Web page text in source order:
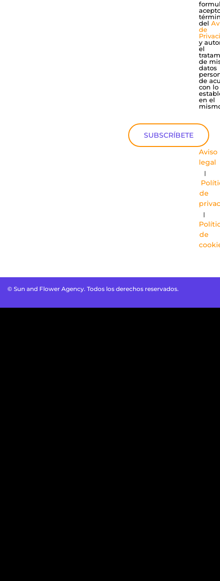
del
de
y
el
de
datos
de
con lo
en el
SUBSCRÍBETE
Aviso
legal
|
de
|
de
© Sun and Flower Agency. Todos los derechos reservados.